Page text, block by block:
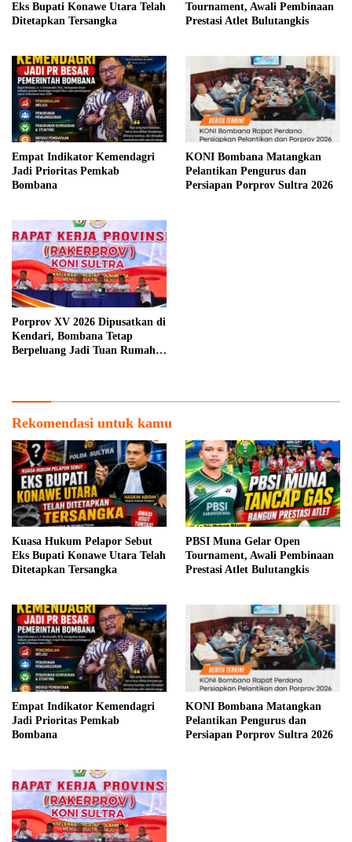
Eks Bupati Konawe Utara Telah
Ditetapkan Tersangka
Tournament, Awali Pembinaan
Prestasi Atlet Bulutangkis
Empat Indikator Kemendagri
Jadi Prioritas Pemkab
Bombana
KONI Bombana Matangkan
Pelantikan Pengurus dan
Persiapan Porprov Sultra 2026
Porprov XV 2026 Dipusatkan di
Kendari, Bombana Tetap
Berpeluang Jadi Tuan Rumah
Rekomendasi untuk kamu
Kuasa Hukum Pelapor Sebut
Eks Bupati Konawe Utara Telah
Ditetapkan Tersangka
PBSI Muna Gelar Open
Tournament, Awali Pembinaan
Prestasi Atlet Bulutangkis
Empat Indikator Kemendagri
Jadi Prioritas Pemkab
Bombana
KONI Bombana Matangkan
Pelantikan Pengurus dan
Persiapan Porprov Sultra 2026